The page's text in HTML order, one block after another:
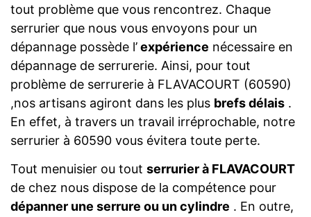
tout problème que vous rencontrez. Chaque
serrurier que nous vous envoyons pour un
dépannage possède l’expérience nécessaire en
dépannage de serrurerie. Ainsi, pour tout
problème de serrurerie à FLAVACOURT (60590)
,nos artisans agiront dans les plus brefs délais .
En effet, à travers un travail irréprochable, notre
serrurier à 60590 vous évitera toute perte.
Tout menuisier ou tout serrurier à FLAVACOURT
de chez nous dispose de la compétence pour
dépanner une serrure ou un cylindre . En outre,